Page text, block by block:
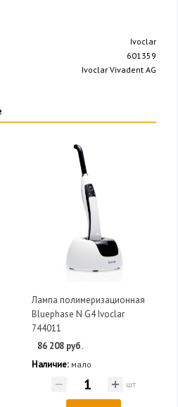
Ivoclar
601359
Ivoclar Vivadent AG
Лампа полимеризационная
Bluephase N G4 Ivoclar
744011
86 208 руб.
Наличие: мало
шт